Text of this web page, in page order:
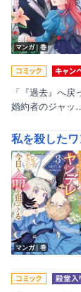
マンガ｜巻
「『過去』へ
婚約者のジャッ
マンガ｜巻
ボー
ティ
美女